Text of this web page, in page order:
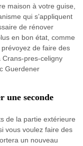
maison à votre guise,
qui s’appliquent
de rénover
en bon état, comme
de faire des
pres-celigny
Guerdener
une seconde
de la partie extérieure
vous voulez faire des
un nouveau